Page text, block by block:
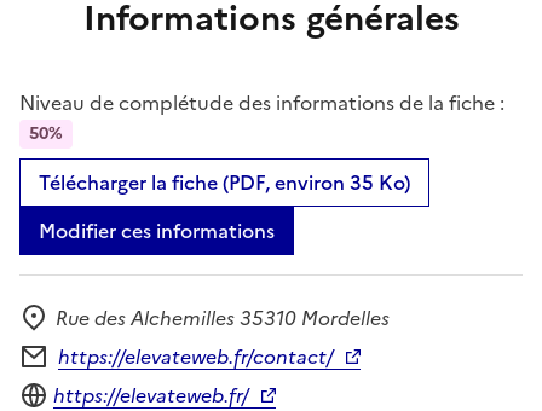
Informations générales
Niveau de complétude des informations de la fiche :
50%
Télécharger la fiche (PDF, environ 35 Ko)
Modifier ces informations
Adresse
Rue des Alchemilles 35310 Mordelles
Formulaire de contact
https://elevateweb.fr/contact/
Site internet
https://elevateweb.fr/